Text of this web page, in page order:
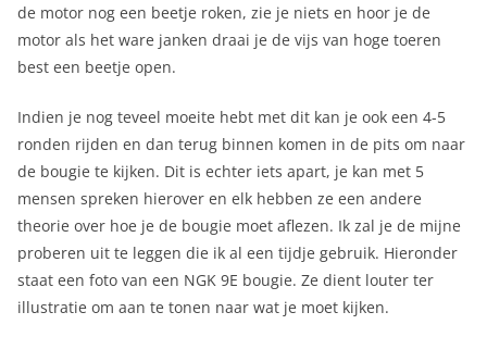
de motor nog een beetje roken, zie je niets en hoor je de
motor als het ware janken draai je de vijs van hoge toeren
best een beetje open.
Indien je nog teveel moeite hebt met dit kan je ook een 4-5
ronden rijden en dan terug binnen komen in de pits om naar
de bougie te kijken. Dit is echter iets apart, je kan met 5
mensen spreken hierover en elk hebben ze een andere
theorie over hoe je de bougie moet aflezen. Ik zal je de mijne
proberen uit te leggen die ik al een tijdje gebruik. Hieronder
staat een foto van een NGK 9E bougie. Ze dient louter ter
illustratie om aan te tonen naar wat je moet kijken.